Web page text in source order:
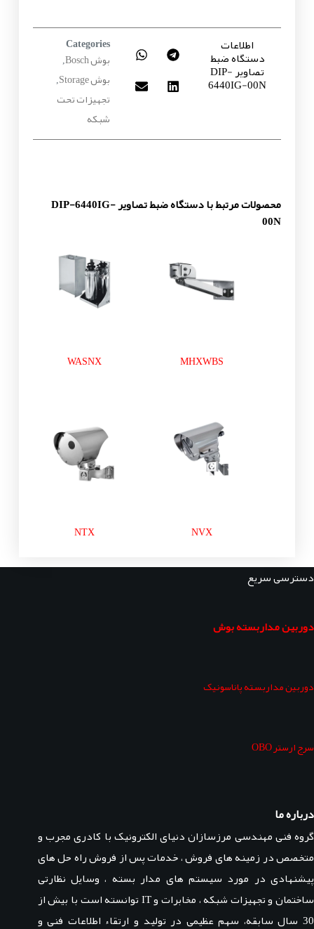
اطلاعات
دستگاه ضبط
تصاویر DIP-
6440IG-00N
Categories
بوش Bosch ,
بوش Storage ,
تجهیزات تحت
شبکه
محصولات مرتبط با دستگاه ضبط تصاویر DIP-6440IG-
00N
MHXWBS
WASNX
NVX
NTX
دسترسی سریع
دوربین مداربسته بوش
دوربین مداربسته پاناسونیک
سرج ارستر OBO
درباره ما
گروه فنی مهندسی مرزسازان دنیای الکترونیک با کادری مجرب و
متخصص در زمینه های فروش ، خدمات پس از فروش راه حل های
پیشنهادی در مورد سیستم های مدار بسته ، وسایل نظارتی
ساختمان و تجهیزات شبکه ، مخابرات و IT توانسته است با بیش از
30 سال سابقه، سهم عظیمی در تولید و ارتقاء اطلاعات فنی و